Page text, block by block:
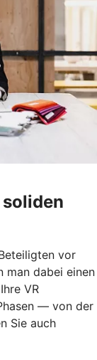
vor
man dabei einen
VR
— von der
Sie auch